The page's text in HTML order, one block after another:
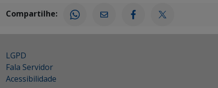
Compartilhe:
LGPD
Fala Servidor
Acessibilidade